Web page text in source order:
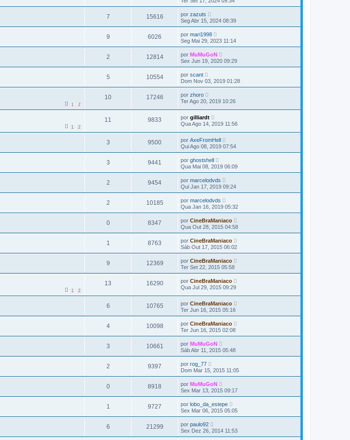
7 15616 por zazuts
Seg Abr 15, 2024 08:39
9 6026 por mari1998
Seg Mai 29, 2023 11:14
2 12814 por MuMuGoN
Sex Jun 19, 2020 09:29
5 10554 por scant
Dom Nov 03, 2019 01:28
1 2
10 17246 por zhoro
Ter Ago 20, 2019 10:26
1 2
11 9833 por gilliardt
Qua Ago 14, 2019 11:56
3 9500 por AxeFromHell
Qui Ago 08, 2019 07:54
3 9441 por ghostshell
Qua Mai 08, 2019 06:09
2 9454 por marcelodvds
Qui Jan 17, 2019 09:24
2 10185 por marcelodvds
Qua Jan 16, 2019 05:32
0 8347 por CineBraManiaco
Qua Out 28, 2015 04:58
1 8763 por CineBraManiaco
Sáb Out 17, 2015 06:02
9 12369 por CineBraManiaco
Ter Set 22, 2015 05:58
1 2
13 16290 por CineBraManiaco
Qua Jul 29, 2015 09:29
6 10765 por CineBraManiaco
Ter Jun 16, 2015 05:16
4 10098 por CineBraManiaco
Ter Jun 16, 2015 02:08
3 10661 por MuMuGoN
Sáb Abr 11, 2015 05:48
2 9397 por rog_77
Dom Mar 15, 2015 11:05
0 8918 por MuMuGoN
Sex Mar 13, 2015 09:17
1 9727 por lobo_da_estepe
Sex Mar 06, 2015 05:05
6 21299 por paulo92
Sex Dez 26, 2014 11:53